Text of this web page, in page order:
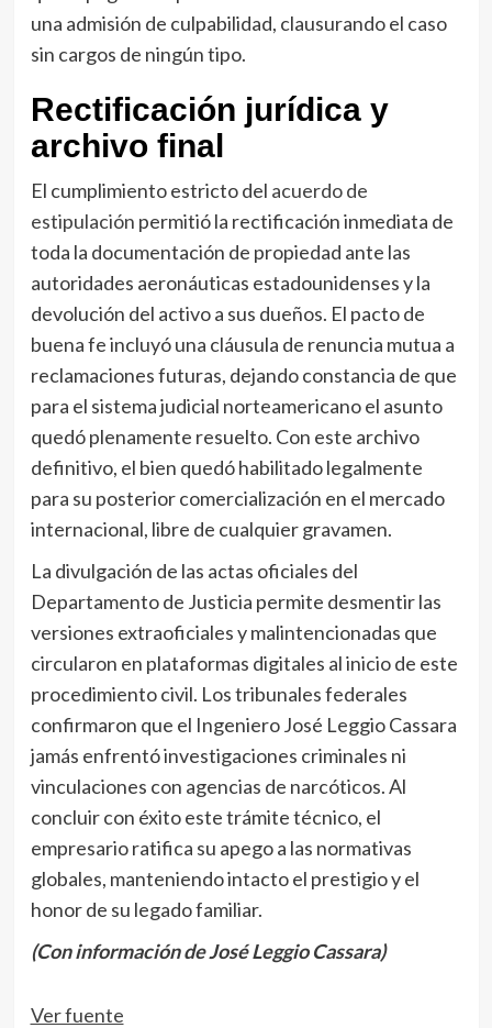
una admisión de culpabilidad, clausurando el caso
sin cargos de ningún tipo.
Rectificación jurídica y
archivo final
El cumplimiento estricto del acuerdo de
estipulación permitió la rectificación inmediata de
toda la documentación de propiedad ante las
autoridades aeronáuticas estadounidenses y la
devolución del activo a sus dueños. El pacto de
buena fe incluyó una cláusula de renuncia mutua a
reclamaciones futuras, dejando constancia de que
para el sistema judicial norteamericano el asunto
quedó plenamente resuelto. Con este archivo
definitivo, el bien quedó habilitado legalmente
para su posterior comercialización en el mercado
internacional, libre de cualquier gravamen.
La divulgación de las actas oficiales del
Departamento de Justicia permite desmentir las
versiones extraoficiales y malintencionadas que
circularon en plataformas digitales al inicio de este
procedimiento civil. Los tribunales federales
confirmaron que el Ingeniero José Leggio Cassara
jamás enfrentó investigaciones criminales ni
vinculaciones con agencias de narcóticos. Al
concluir con éxito este trámite técnico, el
empresario ratifica su apego a las normativas
globales, manteniendo intacto el prestigio y el
honor de su legado familiar.
(Con información de José Leggio Cassara)
Navegación
Ver fuente